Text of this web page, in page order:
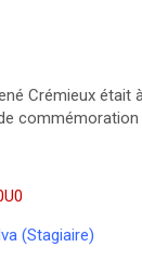
Crémieux était
commémoration
(Stagiaire)